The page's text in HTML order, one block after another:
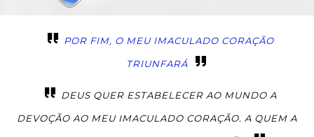
POR FIM, O MEU IMACULADO CORAÇÃO
TRIUNFARÁ
DEUS QUER ESTABELECER AO MUNDO A
DEVOÇÃO AO MEU IMACULADO CORAÇÃO. A QUEM A